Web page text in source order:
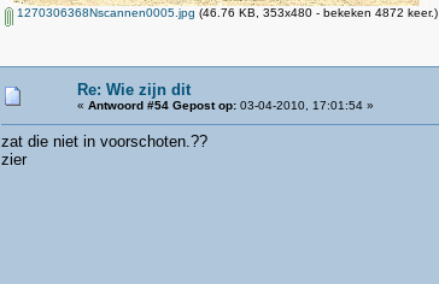
1270306368Nscannen0005.jpg (46.76 KB, 353x480 - bekeken 4872 keer.)
Re: Wie zijn dit
« Antwoord #54 Gepost op:03-04-2010, 17:01:54 »
zat die niet in voorschoten.??
zier